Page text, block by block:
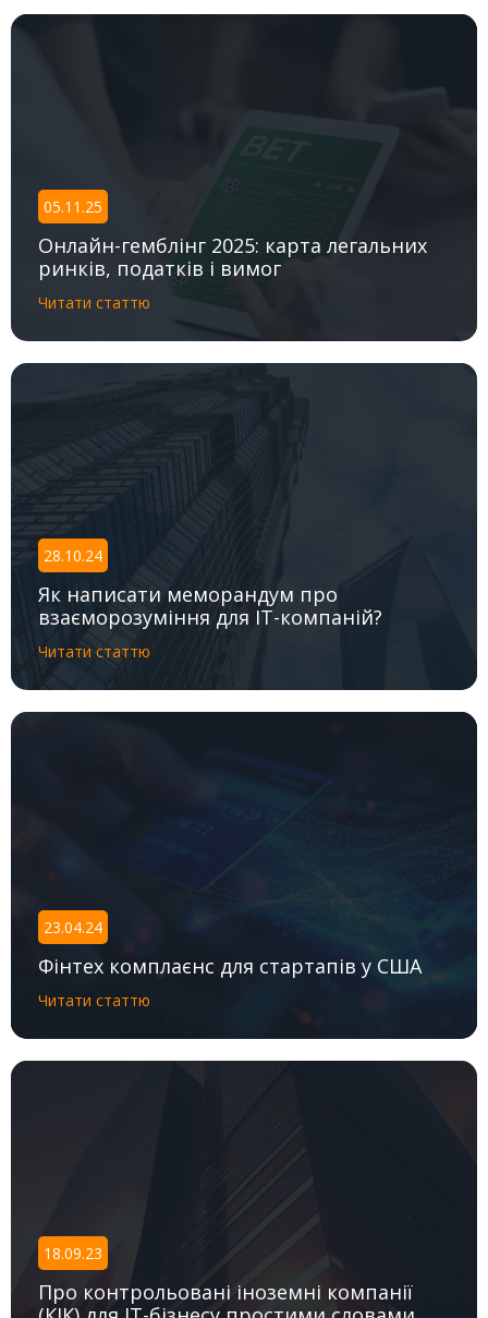
05.11.25
Онлайн-гемблінг 2025: карта легальних
ринків, податків і вимог
Читати статтю
28.10.24
Як написати меморандум про
взаєморозуміння для IT-компаній?
Читати статтю
23.04.24
Фінтех комплаєнс для стартапів у США
Читати статтю
18.09.23
Про контрольовані іноземні компанії